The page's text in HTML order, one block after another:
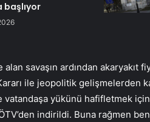
başlıyor
savaşın ardından akaryakıt
ile jeopolitik gelişmelerden
vatandaşa yükünü hafifletmek
indirildi. Buna rağmen